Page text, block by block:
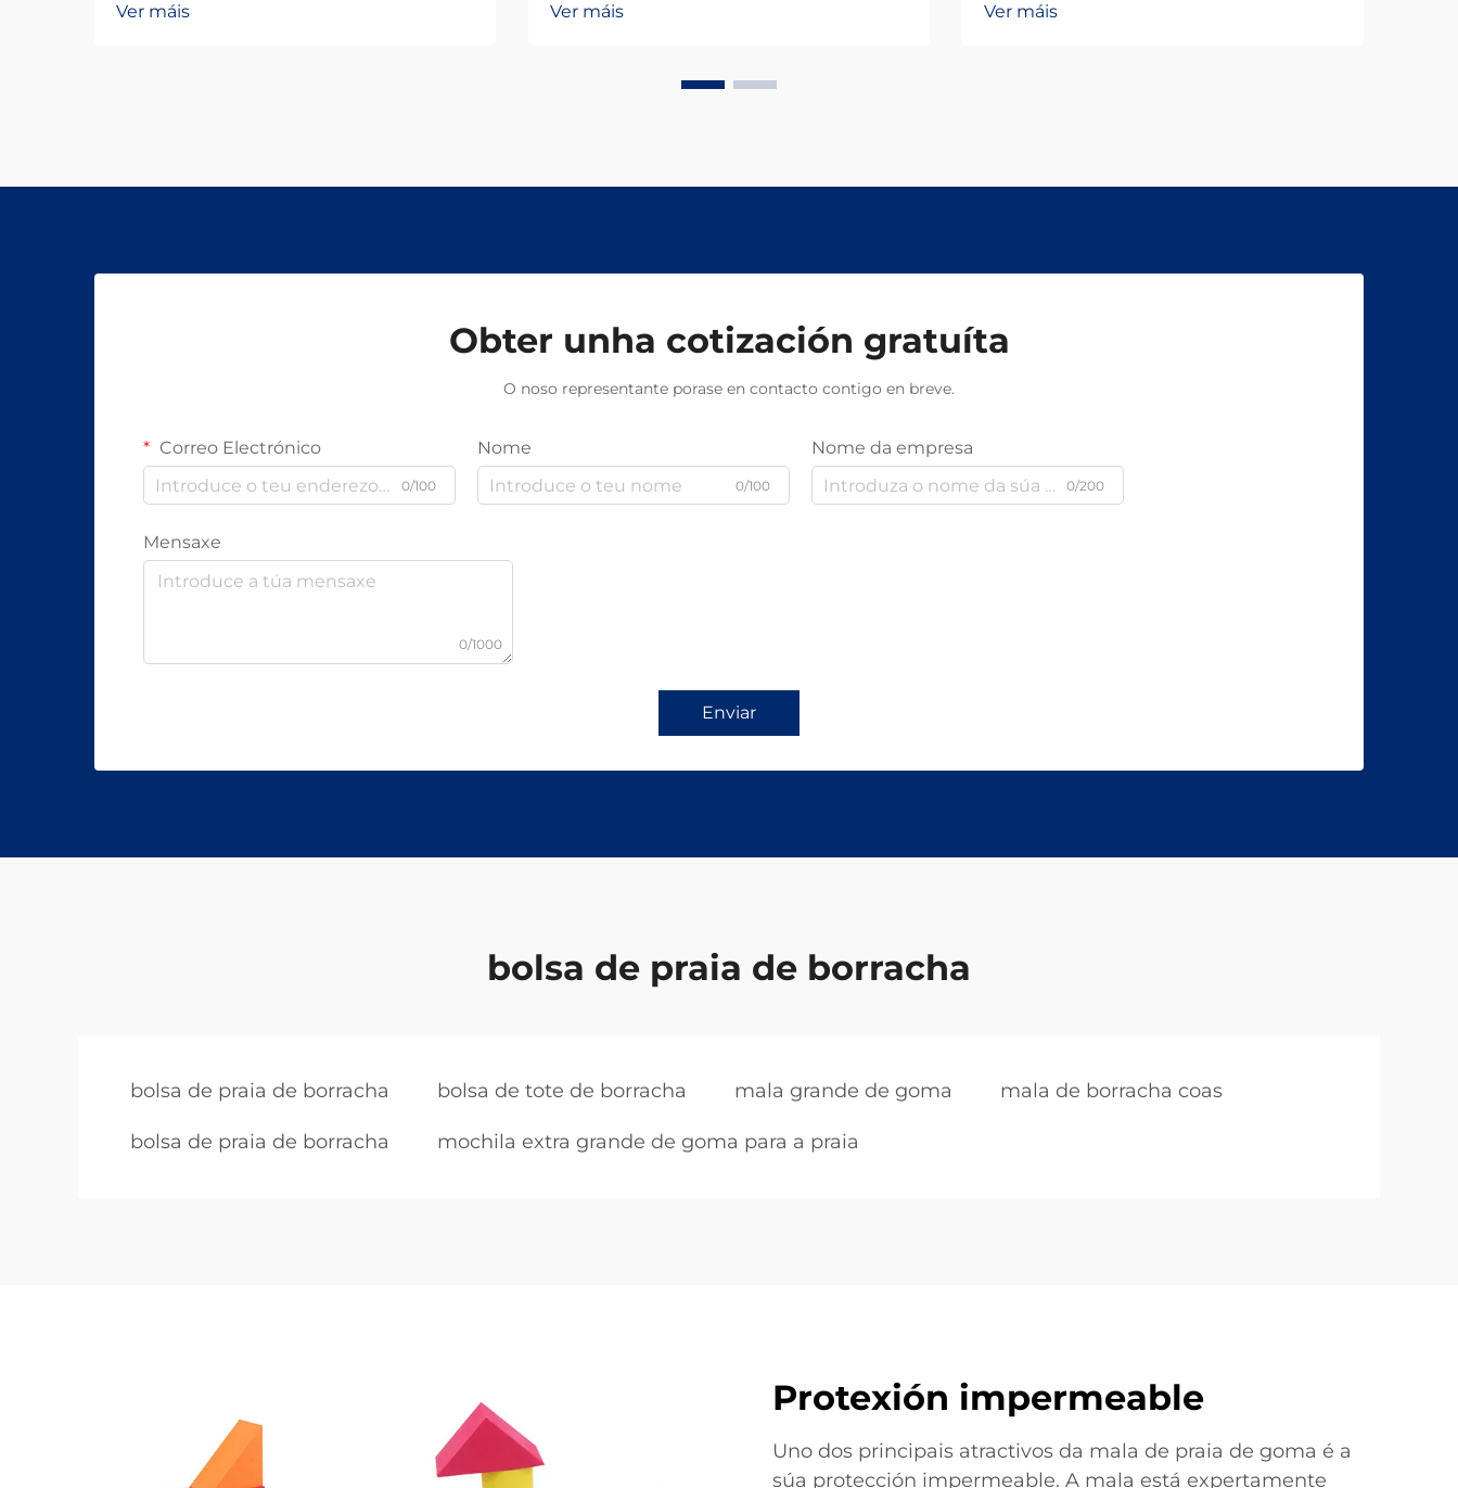
Ver máis Ver máis Ver máis
Obter unha cotización gratuíta
O noso representante porase en contacto contigo en breve.
Correo Electrónico
0/100
Nome
0/100
Nome da empresa
0/200
Mensaxe
0/1000
Enviar
bolsa de praia de borracha
bolsa de praia de borracha bolsa de tote de borracha mala grande de goma mala de borracha coas
bolsa de praia de borracha mochila extra grande de goma para a praia
Protexión impermeable
Uno dos principais atractivos da mala de praia de goma é a
súa protección impermeable. A mala está expertamente